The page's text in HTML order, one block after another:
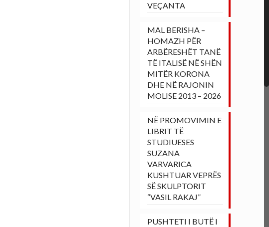
VEÇANTA
MAL BERISHA –
HOMAZH PËR
ARBËRESHËT TANË
TË ITALISË NË SHËN
MITËR KORONA
DHE NË RAJONIN
MOLISE 2013 – 2026
NË PROMOVIMIN E
LIBRIT TË
STUDIUESES
SUZANA
VARVARICA
KUSHTUAR VEPRËS
SË SKULPTORIT
“VASIL RAKAJ”
PUSHTETI I BUTË I